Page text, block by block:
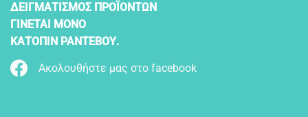
ΔΕΙΓΜΑΤΙΣΜΟΣ ΠΡΟΪΟΝΤΩΝ
ΓΙΝΕΤΑΙ ΜΟΝΟ
ΚΑΤΟΠΙΝ ΡΑΝΤΕΒΟΥ.
Ακολουθήστε μας στο facebook